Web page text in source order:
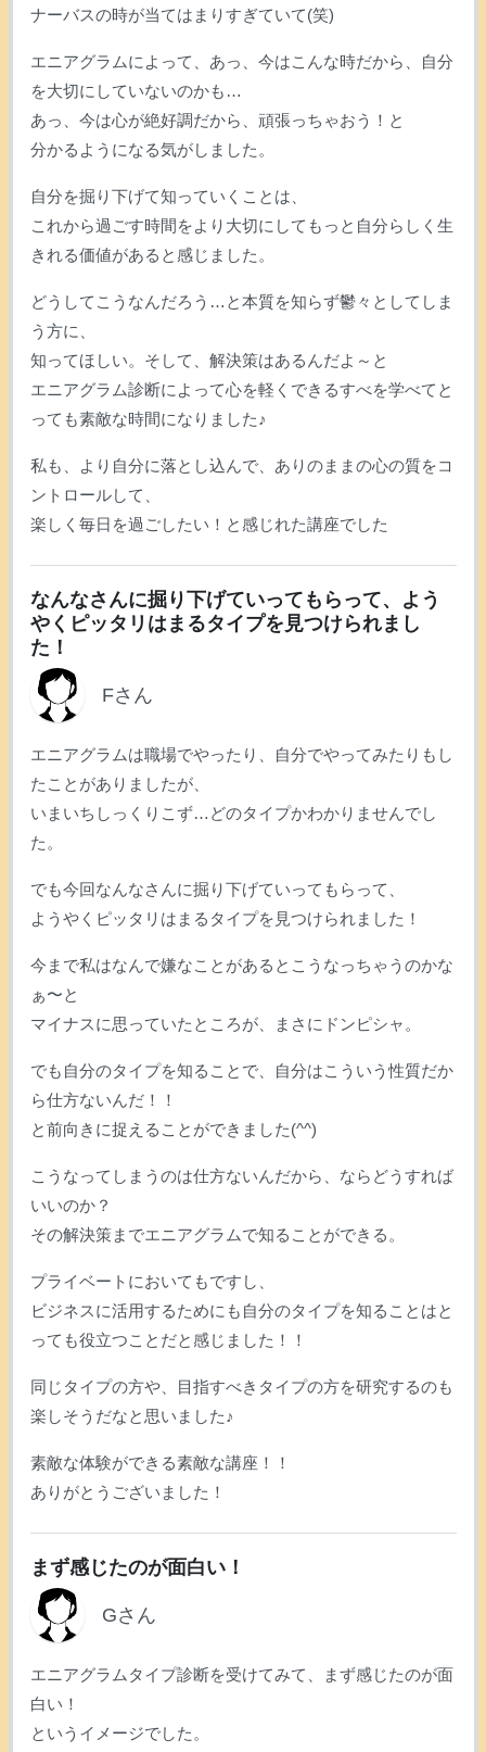
ナーバスの時が当てはまりすぎていて(笑)
エニアグラムによって、あっ、今はこんな時だから、自分
を大切にしていないのかも…
あっ、今は心が絶好調だから、頑張っちゃおう！と
分かるようになる気がしました。
自分を掘り下げて知っていくことは、
これから過ごす時間をより大切にしてもっと自分らしく生
きれる価値があると感じました。
どうしてこうなんだろう…と本質を知らず鬱々としてしま
う方に、
知ってほしい。そして、解決策はあるんだよ～と
エニアグラム診断によって心を軽くできるすべを学べてと
っても素敵な時間になりました♪
私も、より自分に落とし込んで、ありのままの心の質をコ
ントロールして、
楽しく毎日を過ごしたい！と感じれた講座でした
なんなさんに掘り下げていってもらって、よう
やくピッタリはまるタイプを見つけられまし
た！
Fさん
エニアグラムは職場でやったり、自分でやってみたりもし
たことがありましたが、
いまいちしっくりこず…どのタイプかわかりませんでし
た。
でも今回なんなさんに掘り下げていってもらって、
ようやくピッタリはまるタイプを見つけられました！
今まで私はなんで嫌なことがあるとこうなっちゃうのかな
ぁ〜と
マイナスに思っていたところが、まさにドンピシャ。
でも自分のタイプを知ることで、自分はこういう性質だか
ら仕方ないんだ！！
と前向きに捉えることができました(^^)
こうなってしまうのは仕方ないんだから、ならどうすれば
いいのか？
その解決策までエニアグラムで知ることができる。
プライベートにおいてもですし、
ビジネスに活用するためにも自分のタイプを知ることはと
っても役立つことだと感じました！！
同じタイプの方や、目指すべきタイプの方を研究するのも
楽しそうだなと思いました♪
素敵な体験ができる素敵な講座！！
ありがとうございました！
まず感じたのが面白い！
Gさん
エニアグラムタイプ診断を受けてみて、まず感じたのが面
白い！
というイメージでした。